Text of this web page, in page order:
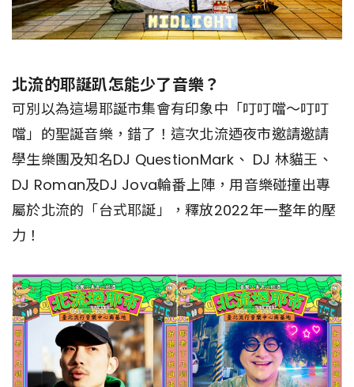
北流的耶誕趴怎能少了音樂？
可別以為這場耶誕市集會有印象中「叮叮噹～叮叮
噹」的聖誕音樂，錯了！這次北流迺夜市邀請邀請
學生樂團及知名DJ QuestionMark、 DJ 林貓王、
DJ Roman及DJ Jova輪番上陣，用音樂碰撞出專
屬於北流的「台式耶誕」，釋放2022年一整年的壓
力！